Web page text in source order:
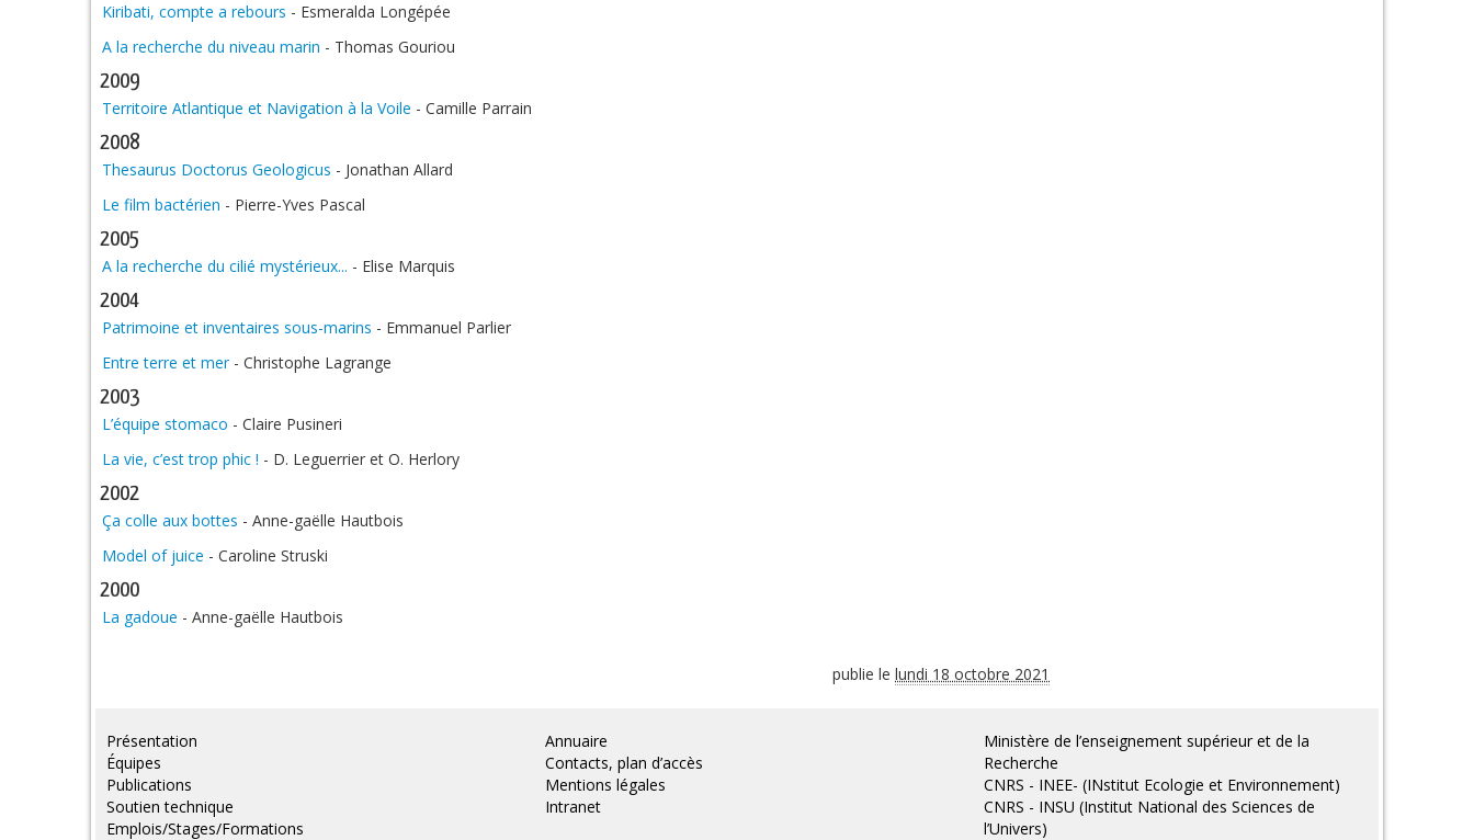
Kiribati, compte a rebours - Esmeralda Longépée
A la recherche du niveau marin - Thomas Gouriou
2009
Territoire Atlantique et Navigation à la Voile - Camille Parrain
2008
Thesaurus Doctorus Geologicus - Jonathan Allard
Le film bactérien - Pierre-Yves Pascal
2005
A la recherche du cilié mystérieux... - Elise Marquis
2004
Patrimoine et inventaires sous-marins - Emmanuel Parlier
Entre terre et mer- Christophe Lagrange
2003
L’équipe stomaco - Claire Pusineri
La vie, c’est trop phic ! - D. Leguerrier et O. Herlory
2002
Ça colle aux bottes - Anne-gaëlle Hautbois
Model of juice - Caroline Struski
2000
La gadoue - Anne-gaëlle Hautbois
publie le lundi 18 octobre 2021
Présentation
Équipes
Publications
Soutien technique
Emplois/Stages/Formations
Annuaire
Contacts, plan d’accès
Mentions légales
Intranet
Ministère de l’enseignement supérieur et de la
Recherche
CNRS - INEE- (INstitut Ecologie et Environnement)
CNRS - INSU (Institut National des Sciences de
l’Univers)